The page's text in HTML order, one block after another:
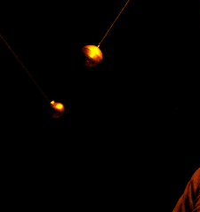
LE TNN
PRÉSENTATION
La Troupe et les élèves